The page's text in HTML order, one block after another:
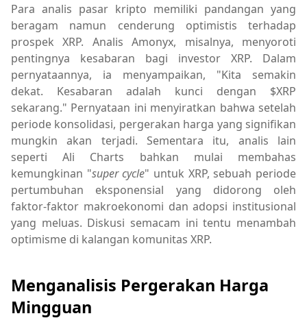
Para analis pasar kripto memiliki pandangan yang
beragam namun cenderung optimistis terhadap
prospek XRP. Analis Amonyx, misalnya, menyoroti
pentingnya kesabaran bagi investor XRP. Dalam
pernyataannya, ia menyampaikan, "Kita semakin
dekat. Kesabaran adalah kunci dengan $XRP
sekarang." Pernyataan ini menyiratkan bahwa setelah
periode konsolidasi, pergerakan harga yang signifikan
mungkin akan terjadi. Sementara itu, analis lain
seperti Ali Charts bahkan mulai membahas
kemungkinan "super cycle" untuk XRP, sebuah periode
pertumbuhan eksponensial yang didorong oleh
faktor-faktor makroekonomi dan adopsi institusional
yang meluas. Diskusi semacam ini tentu menambah
optimisme di kalangan komunitas XRP.
Menganalisis Pergerakan Harga
Mingguan